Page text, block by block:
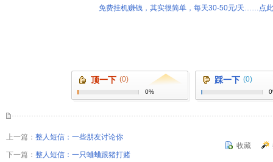
免费挂机赚钱，其实很简单，每天30-50元/天……点
顶一下 (0)
0%
踩一下 (0)
上一篇： 整人短信：一些朋友讨论你
下一篇： 整人短信：一只蛐蛐跟猪打赌
收藏